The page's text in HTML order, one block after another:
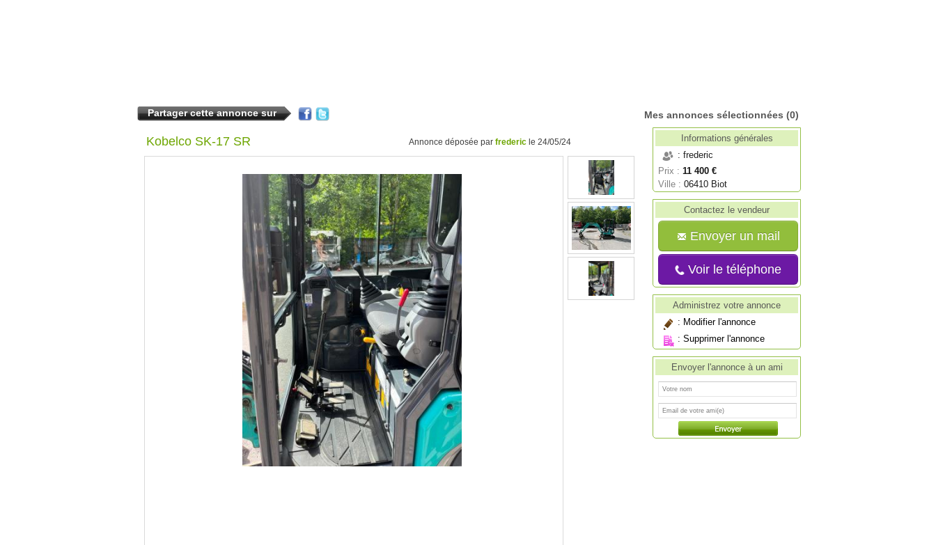
Partager cette annonce sur Mes annonces sélectionnées (0)
Kobelco SK-17 SR Annonce déposée par frederic le 24/05/24
Informations générales
: frederic
Prix : 11 400 €
Ville : 06410 Biot
Contactez le vendeur
Envoyer un mail
Voir le téléphone
Administrez votre annonce
: Modifier l'annonce
: Supprimer l'annonce
Envoyer l'annonce à un ami